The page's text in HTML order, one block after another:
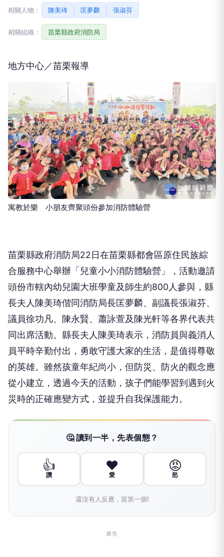
相關人物： 陳美琦 匡夢麟 張淑芬
相關組織： 苗栗縣政府消防局
地方中心／苗栗報導
寓教於樂 小朋友齊聚頭份參加消防體驗營
苗栗縣政府消防局22日在苗栗縣都會區原住民族綜
合服務中心舉辦「兒童小小消防體驗營」，活動邀請
頭份市轄內幼兒園大班學童及師生約800人參與，縣
長夫人陳美琦偕同消防局長匡夢麟、副議長張淑芬、
議員徐功凡、陳永賢、蕭詠萱及陳光軒等各界代表共
同出席活動。縣長夫人陳美琦表示，消防員與義消人
員平時辛勤付出，勇敢守護大家的生活，是值得尊敬
的英雄。雖然孩童年紀尚小，但防災、防火的觀念應
從小建立，透過今天的活動，孩子們能學習到遇到火
災時的正確應變方式，並提升自我保護能力。
🤔 讀到一半，先表個態？
👍
讚
❤️
愛
😡
怒
還沒有人反應，當第一個!
廣告